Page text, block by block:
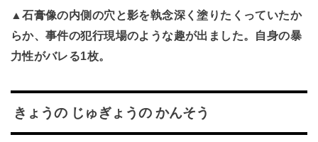
▲石膏像の内側の穴と影を執念深く塗りたくっていたか
らか、事件の犯行現場のような趣が出ました。自身の暴
力性がバレる1枚。
きょうの じゅぎょうの かんそう